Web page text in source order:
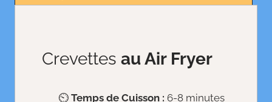
Crevettes au Air Fryer
⏲️ Temps de Cuisson : 6-8 minutes